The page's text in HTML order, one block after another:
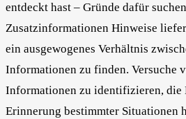
entdeckt hast – Gründe dafür
Zusatzinformationen Hinweise
ein ausgewogenes Verhältnis
Informationen zu finden. Versuche
Informationen zu identifizieren, die
Erinnerung bestimmter Situationen